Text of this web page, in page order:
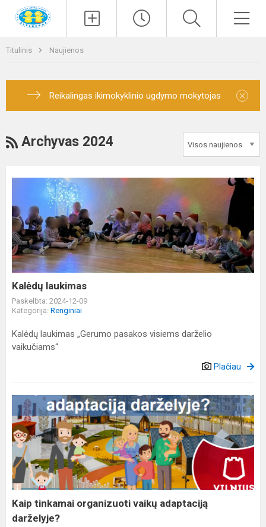
Titulinis Naujienos
Reikalingas ikimokyklinio ugdymo mokytojas ×
RSS
Archyvas 2024
laukimas
Kalėdų laukimas
Paskelbta: 2024-12-09
Kategorija: Renginiai
Kalėdų laukimas „Gerumo pasakos visiems darželio
vaikučiams“
Plačiau
Kaip
tinkamai
organizuoti
vaikų
adaptaciją
darželyje?
Kaip tinkamai organizuoti vaikų adaptaciją
darželyje?